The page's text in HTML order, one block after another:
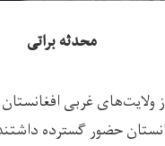
محدثه براتی
حضور گسترده